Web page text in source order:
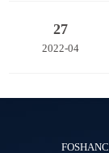
27
2022-04